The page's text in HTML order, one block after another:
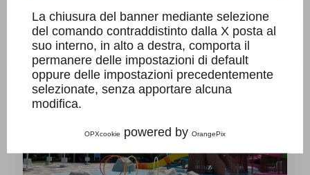
La chiusura del banner mediante selezione
del comando contraddistinto dalla X posta al
suo interno, in alto a destra, comporta il
permanere delle impostazioni di default
oppure delle impostazioni precedentemente
selezionate, senza apportare alcuna
modifica.
OPXcookie powered by OrangePix
in granito Giallo Bafico, villa privata .